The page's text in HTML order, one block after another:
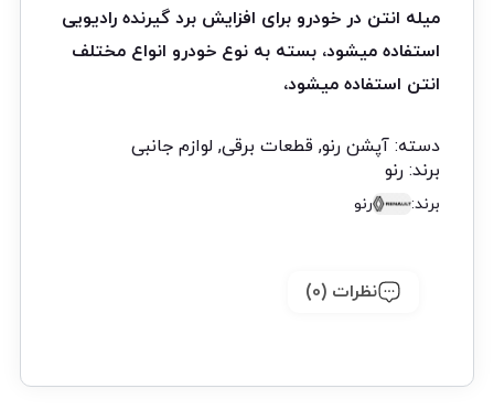
میله انتن در خودرو برای افزایش برد گیرنده رادیویی
استفاده میشود، بسته به نوع خودرو انواع مختلف
انتن استفاده میشود،
دسته: آپشن رنو, قطعات برقی, لوازم جانبی
برند: رنو
برند: رنو
نظرات (0)